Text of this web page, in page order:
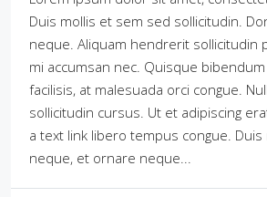
Duis mollis et sem sed sollicitudin.
neque. Aliquam hendrerit sollicitudin
mi accumsan nec. Quisque
facilisis, at malesuada orci congue.
sollicitudin cursus. Ut et adipiscing
a text link libero tempus congue.
neque, et ornare neque...